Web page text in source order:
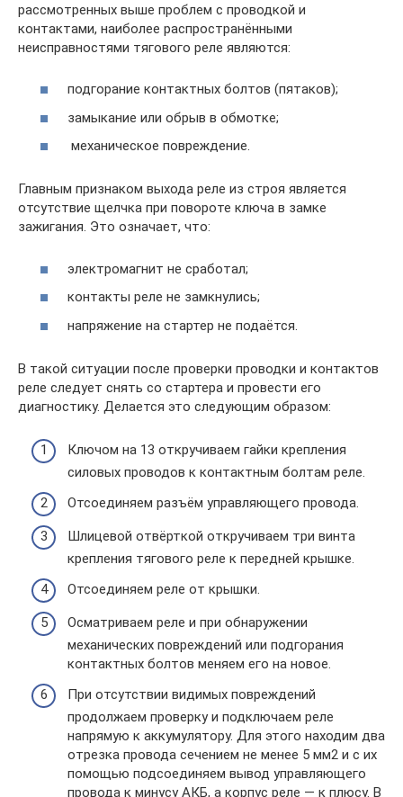
рассмотренных выше проблем с проводкой и
контактами, наиболее распространёнными
неисправностями тягового реле являются:
подгорание контактных болтов (пятаков);
замыкание или обрыв в обмотке;
механическое повреждение.
Главным признаком выхода реле из строя является
отсутствие щелчка при повороте ключа в замке
зажигания. Это означает, что:
электромагнит не сработал;
контакты реле не замкнулись;
напряжение на стартер не подаётся.
В такой ситуации после проверки проводки и контактов
реле следует снять со стартера и провести его
диагностику. Делается это следующим образом:
Ключом на 13 откручиваем гайки крепления
силовых проводов к контактным болтам реле.
Отсоединяем разъём управляющего провода.
Шлицевой отвёрткой откручиваем три винта
крепления тягового реле к передней крышке.
Отсоединяем реле от крышки.
Осматриваем реле и при обнаружении
механических повреждений или подгорания
контактных болтов меняем его на новое.
При отсутствии видимых повреждений
продолжаем проверку и подключаем реле
напрямую к аккумулятору. Для этого находим два
отрезка провода сечением не менее 5 мм2 и с их
помощью подсоединяем вывод управляющего
провода к минусу АКБ, а корпус реле — к плюсу. В